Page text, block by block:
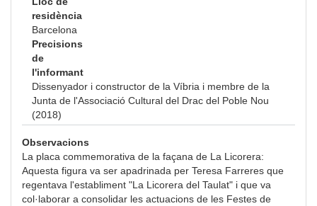
residència
Barcelona
Precisions
de
l'informant
Dissenyador i constructor de la Víbria i membre de la
Junta de l'Associació Cultural del Drac del Poble Nou
(2018)
Observacions
La placa commemorativa de la façana de La Licorera:
Aquesta figura va ser apadrinada per Teresa Farreres que
regentava l'establiment "La Licorera del Taulat" i que va
col·laborar a consolidar les actuacions de les Festes de